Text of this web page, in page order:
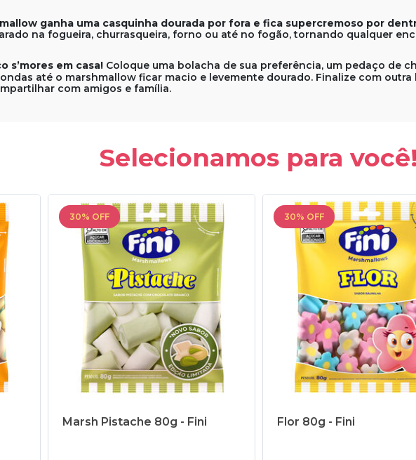
ganha uma casquinha dourada por fora e fica supercremoso por
na fogueira, churrasqueira, forno ou até no fogão, tornando qualquer
s’mores em casa! Coloque uma bolacha de sua preferência, um pedaço de
até o marshmallow ficar macio e levemente dourado. Finalize com
com amigos e família.
Selecionamos para você!
30% OFF
Marsh Pistache 80g - Fini
30% OFF
Flor 80g - Fini